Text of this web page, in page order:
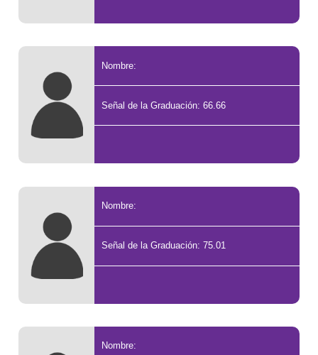
Nombre:
Señal de la Graduación: 66.66
Nombre:
Señal de la Graduación: 75.01
Nombre: